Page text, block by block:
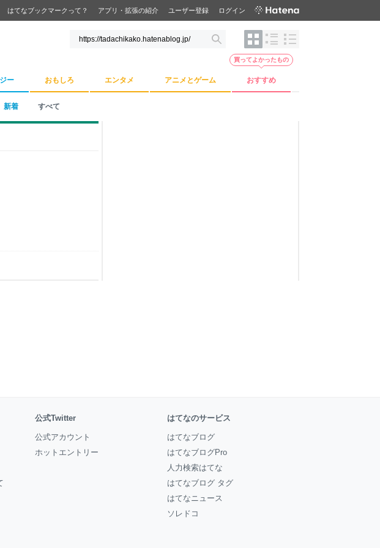
はてなブックマークって？ アプリ・拡張の紹介 ユーザー登録 ログイン
ー おもしろ エンタメ アニメとゲーム おすすめ
買ってよかったもの
新着 すべて
公式Twitter
公式アカウント
ホットエントリー
はてなのサービス
はてなブログ
はてなブログPro
人力検索はてな
はてなブログ タグ
はてなニュース
ソレドコ